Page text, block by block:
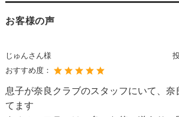
お客様の声
じゅんさん様
おすすめ度：
息子が奈良クラブのスタッフにいて、奈
てます